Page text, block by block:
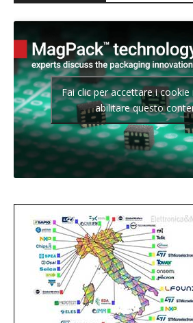
Fai clic per accettare i
abilitare questo